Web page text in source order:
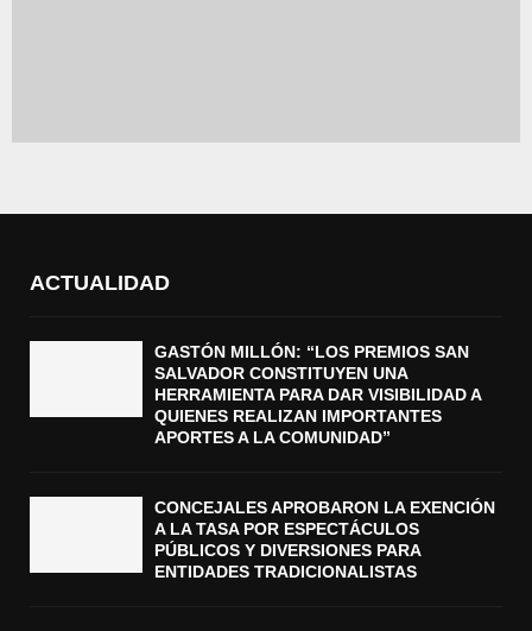
ACTUALIDAD
GASTÓN MILLÓN: “LOS PREMIOS SAN
SALVADOR CONSTITUYEN UNA
HERRAMIENTA PARA DAR VISIBILIDAD A
QUIENES REALIZAN IMPORTANTES
APORTES A LA COMUNIDAD”
CONCEJALES APROBARON LA EXENCIÓN
A LA TASA POR ESPECTÁCULOS
PÚBLICOS Y DIVERSIONES PARA
ENTIDADES TRADICIONALISTAS